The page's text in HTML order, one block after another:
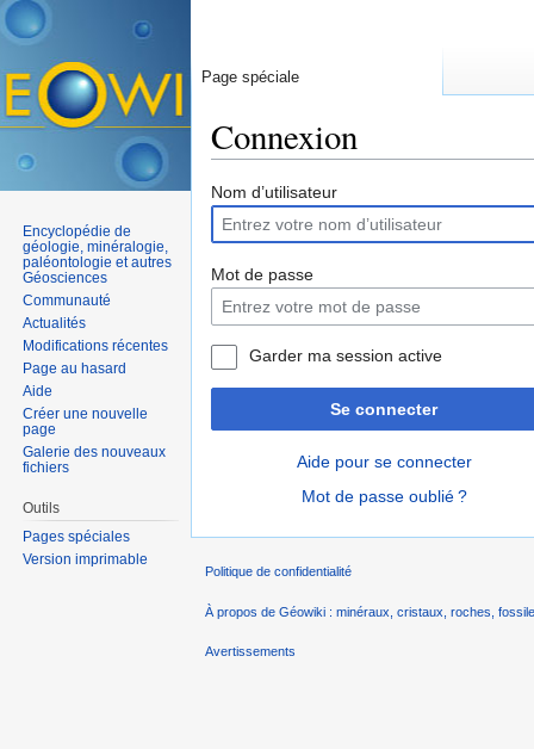
Connexion
Nom d’utilisateur
Mot de passe
Garder ma session active
Se connecter
Aide pour se connecter
Mot de passe oublié ?
Page spéciale
Encyclopédie de
géologie, minéralogie,
paléontologie et autres
Géosciences
Communauté
Actualités
Modifications récentes
Page au hasard
Aide
Créer une nouvelle
page
Galerie des nouveaux
fichiers
Outils
Pages spéciales
Version imprimable
Politique de confidentialité
À propos de Géowiki : minéraux, cristaux, roches,
Avertissements